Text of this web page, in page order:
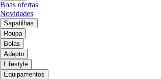
Boas ofertas
Novidades
Sapatilhas
Roupa
Bolas
Adepto
Lifestyle
Equipamentos